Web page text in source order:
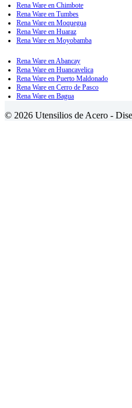
Rena Ware en Chimbote
Rena Ware en Tumbes
Rena Ware en Moquegua
Rena Ware en Huaraz
Rena Ware en Moyobamba
Rena Ware en Abancay
Rena Ware en Huancavelica
Rena Ware en Puerto Maldonado
Rena Ware en Cerro de Pasco
Rena Ware en Bagua
© 2026 Utensilios de Acero -